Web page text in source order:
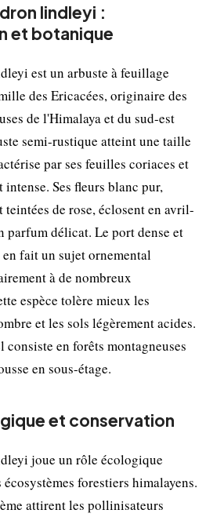
lindleyi :
et botanique
est un arbuste à feuillage
des Ericacées, originaire des
de l'Himalaya et du sud-est
semi-rustique atteint une taille
par ses feuilles coriaces et
Ses fleurs blanc pur,
de rose, éclosent en avril-
parfum délicat. Le port dense et
fait un sujet ornemental
à de nombreux
espèce tolère mieux les
et les sols légèrement acides.
consiste en forêts montagneuses
en sous-étage.
et conservation
joue un rôle écologique
forestiers himalayens.
attirent les pollinisateurs